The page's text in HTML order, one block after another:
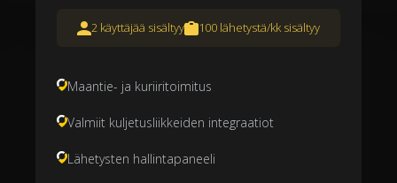
2 käyttäjää sisältyy 100 lähetystä/kk sisältyy
Maantie- ja kuriiritoimitus
Valmiit kuljetusliikkeiden integraatiot
Lähetysten hallintapaneeli